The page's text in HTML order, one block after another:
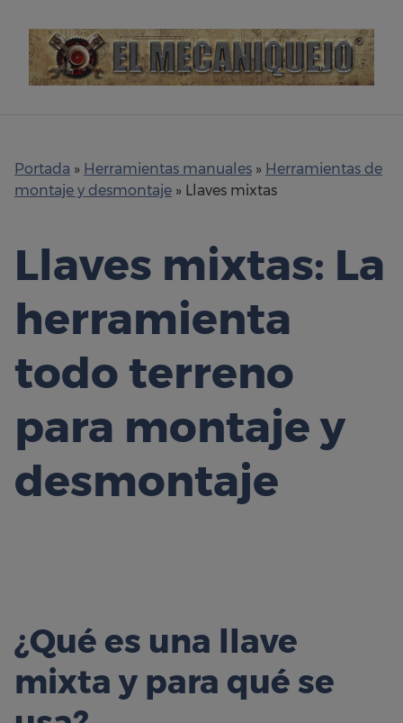
content
Portada » Herramientas manuales » Herramientas de
montaje y desmontaje » Llaves mixtas
Llaves mixtas: La
herramienta
todo terreno
para montaje y
desmontaje
¿Qué es una llave
mixta y para qué se